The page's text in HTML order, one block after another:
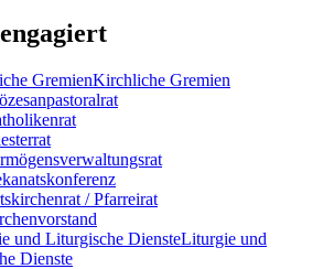
Kirchliche Gremien
/ Pfarreirat
Liturgie und
Dienste